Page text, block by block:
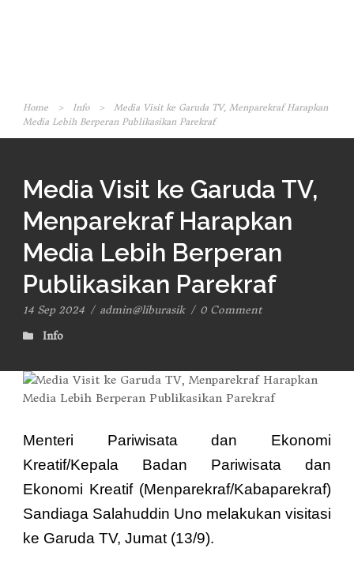
Home > Info >
Media Visit ke Garuda TV, Menparekraf Harapkan
Media Lebih Berperan Publikasikan Parekraf
Media Visit ke Garuda TV,
Menparekraf Harapkan
Media Lebih Berperan
Publikasikan Parekraf
14 Sep 2024 / admin@liburasik / 0 Comment
Info
Menteri Pariwisata dan Ekonomi
Kreatif/Kepala Badan Pariwisata dan
Ekonomi Kreatif (Menparekraf/Kabaparekraf)
Sandiaga Salahuddin Uno melakukan visitasi
ke Garuda TV, Jumat (13/9).